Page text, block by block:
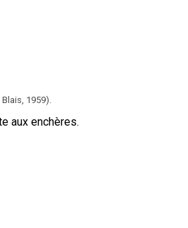
Blais, 1959).
aux enchères.